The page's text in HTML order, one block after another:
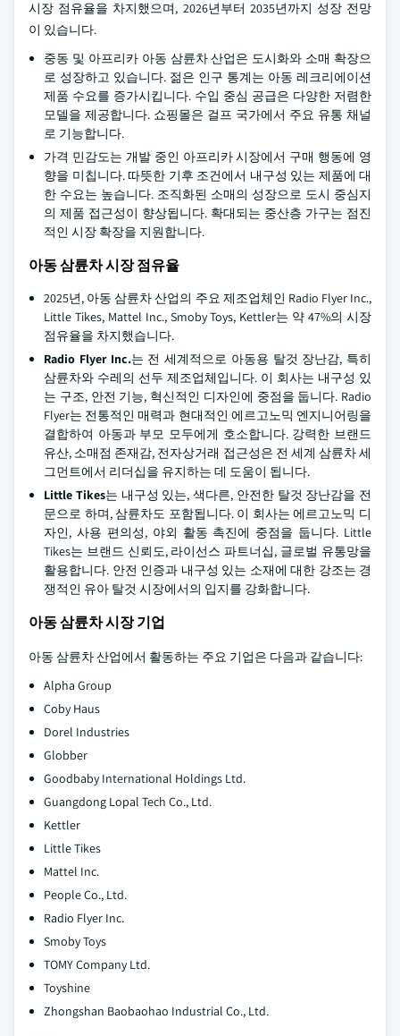
시장 점유율을 차지했으며, 2026년부터 2035년까지 성장 전망
이 있습니다.
중동 및 아프리카 아동 삼륜차 산업은 도시화와 소매 확장으
로 성장하고 있습니다. 젊은 인구 통계는 아동 레크리에이션
제품 수요를 증가시킵니다. 수입 중심 공급은 다양한 저렴한
모델을 제공합니다. 쇼핑몰은 걸프 국가에서 주요 유통 채널
로 기능합니다.
가격 민감도는 개발 중인 아프리카 시장에서 구매 행동에 영
향을 미칩니다. 따뜻한 기후 조건에서 내구성 있는 제품에 대
한 수요는 높습니다. 조직화된 소매의 성장으로 도시 중심지
의 제품 접근성이 향상됩니다. 확대되는 중산층 가구는 점진
적인 시장 확장을 지원합니다.
아동 삼륜차 시장 점유율
2025년, 아동 삼륜차 산업의 주요 제조업체인 Radio Flyer Inc.,
Little Tikes, Mattel Inc., Smoby Toys, Kettler는 약 47%의 시장
점유율을 차지했습니다.
Radio Flyer Inc.는 전 세계적으로 아동용 탈것 장난감, 특히
삼륜차와 수레의 선두 제조업체입니다. 이 회사는 내구성 있
는 구조, 안전 기능, 혁신적인 디자인에 중점을 둡니다. Radio
Flyer는 전통적인 매력과 현대적인 에르고노믹 엔지니어링을
결합하여 아동과 부모 모두에게 호소합니다. 강력한 브랜드
유산, 소매점 존재감, 전자상거래 접근성은 전 세계 삼륜차 세
그먼트에서 리더십을 유지하는 데 도움이 됩니다.
Little Tikes는 내구성 있는, 색다른, 안전한 탈것 장난감을 전
문으로 하며, 삼륜차도 포함됩니다. 이 회사는 에르고노믹 디
자인, 사용 편의성, 야외 활동 촉진에 중점을 둡니다. Little
Tikes는 브랜드 신뢰도, 라이선스 파트너십, 글로벌 유통망을
활용합니다. 안전 인증과 내구성 있는 소재에 대한 강조는 경
쟁적인 유아 탈것 시장에서의 입지를 강화합니다.
아동 삼륜차 시장 기업
아동 삼륜차 산업에서 활동하는 주요 기업은 다음과 같습니다:
Alpha Group
Coby Haus
Dorel Industries
Globber
Goodbaby International Holdings Ltd.
Guangdong Lopal Tech Co., Ltd.
Kettler
Little Tikes
Mattel Inc.
People Co., Ltd.
Radio Flyer Inc.
Smoby Toys
TOMY Company Ltd.
Toyshine
Zhongshan Baobaohao Industrial Co., Ltd.